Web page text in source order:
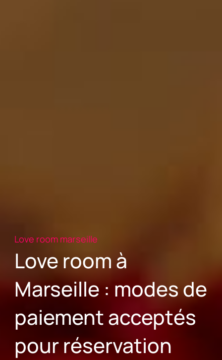
Love room marseille
Love room à
Marseille : modes de
paiement acceptés
pour réservation